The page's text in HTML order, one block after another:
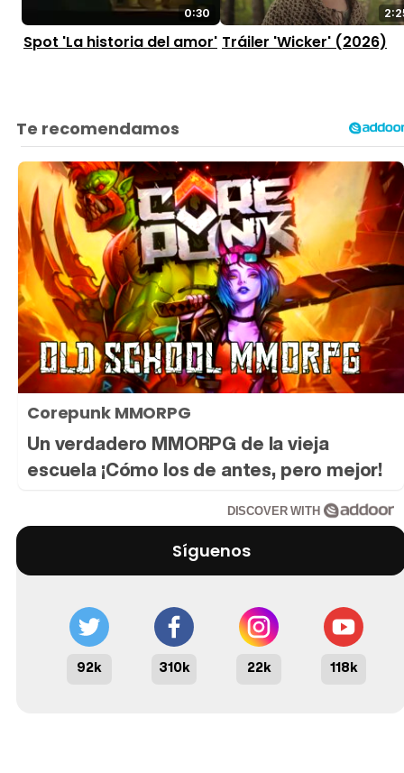
0:30
Spot 'La historia del amor' Tráiler 'Wicker' (2026)
Corepunk MMORPG
Un verdadero MMORPG de la vieja
escuela ¡Cómo los de antes, pero mejor!
DISCOVER WITH
Síguenos
92k 310k 22k 118k